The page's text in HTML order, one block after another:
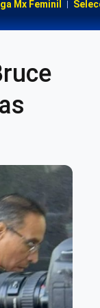
Mx Feminil